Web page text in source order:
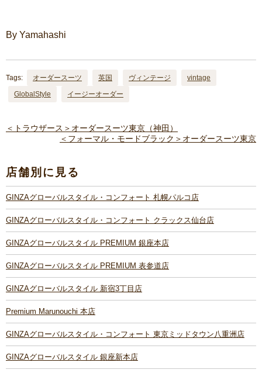
By Yamahashi
Tags: オーダースーツ 英国 ヴィンテージ
vintage
GlobalStyle
イージーオーダー
＜トラウザース＞オーダースーツ東京（神田）
＜フォーマル・モードブラック＞オーダースーツ東京
店舗別に見る
GINZAグローバルスタイル・コンフォート 札幌パルコ店
GINZAグローバルスタイル・コンフォート クラックス仙台店
GINZAグローバルスタイル PREMIUM 銀座本店
GINZAグローバルスタイル PREMIUM 表参道店
GINZAグローバルスタイル 新宿3丁目店
Premium Marunouchi 本店
GINZAグローバルスタイル・コンフォート 東京ミッドタウン八重洲店
GINZAグローバルスタイル 銀座新本店